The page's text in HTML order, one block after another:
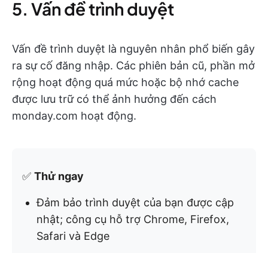
5. Vấn đề trình duyệt
Vấn đề trình duyệt là nguyên nhân phổ biến gây
ra sự cố đăng nhập. Các phiên bản cũ, phần mở
rộng hoạt động quá mức hoặc bộ nhớ cache
được lưu trữ có thể ảnh hưởng đến cách
monday.com hoạt động.
✅ Thử ngay
Đảm bảo trình duyệt của bạn được cập
nhật; công cụ hỗ trợ Chrome, Firefox,
Safari và Edge